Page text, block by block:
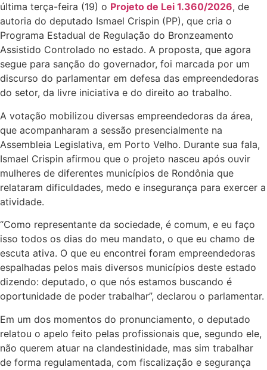
última terça-feira (19) o Projeto de Lei 1.360/2026, de
autoria do deputado Ismael Crispin (PP), que cria o
Programa Estadual de Regulação do Bronzeamento
Assistido Controlado no estado. A proposta, que agora
segue para sanção do governador, foi marcada por um
discurso do parlamentar em defesa das empreendedoras
do setor, da livre iniciativa e do direito ao trabalho.
A votação mobilizou diversas empreendedoras da área,
que acompanharam a sessão presencialmente na
Assembleia Legislativa, em Porto Velho. Durante sua fala,
Ismael Crispin afirmou que o projeto nasceu após ouvir
mulheres de diferentes municípios de Rondônia que
relataram dificuldades, medo e insegurança para exercer a
atividade.
“Como representante da sociedade, é comum, e eu faço
isso todos os dias do meu mandato, o que eu chamo de
escuta ativa. O que eu encontrei foram empreendedoras
espalhadas pelos mais diversos municípios deste estado
dizendo: deputado, o que nós estamos buscando é
oportunidade de poder trabalhar”, declarou o parlamentar.
Em um dos momentos do pronunciamento, o deputado
relatou o apelo feito pelas profissionais que, segundo ele,
não querem atuar na clandestinidade, mas sim trabalhar
de forma regulamentada, com fiscalização e segurança